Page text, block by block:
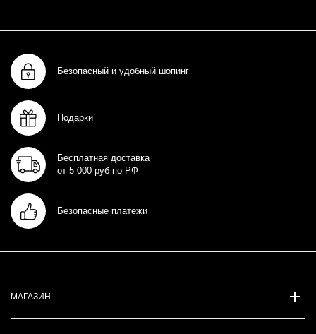
Безопасный и удобный шопинг
Подарки
Бесплатная доставка
от 5 000 руб по РФ
Безопасные платежи
МАГАЗИН